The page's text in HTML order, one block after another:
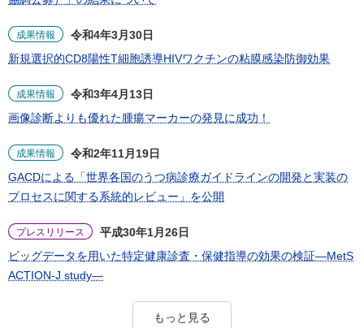
成果情報
令和4年3月30日
新規選択的CD8陽性T細胞誘導HIVワクチンの粘膜感染防御効果
成果情報
令和3年4月13日
画像診断よりも優れた腫瘍マーカーの発見に成功！
成果情報
令和2年11月19日
GACDによる「世界各国のうつ病診療ガイドラインの開発と実装の
プロセスに関する系統的レビュー」を公開
プレスリリース
平成30年1月26日
ビッグデータを用いた特定健康診査・保健指導の効果の検証―MetS
ACTION-J study―
もっと見る